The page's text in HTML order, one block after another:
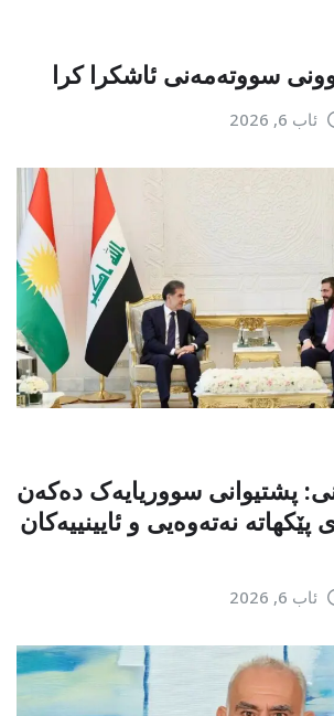
سووتەمەنی ئاشکرا کرا
ئاب 6, 2026
پشتیوانی سووریایەک دەکەن
نەتەوەیی و ئایینییەکان
ئاب 6, 2026